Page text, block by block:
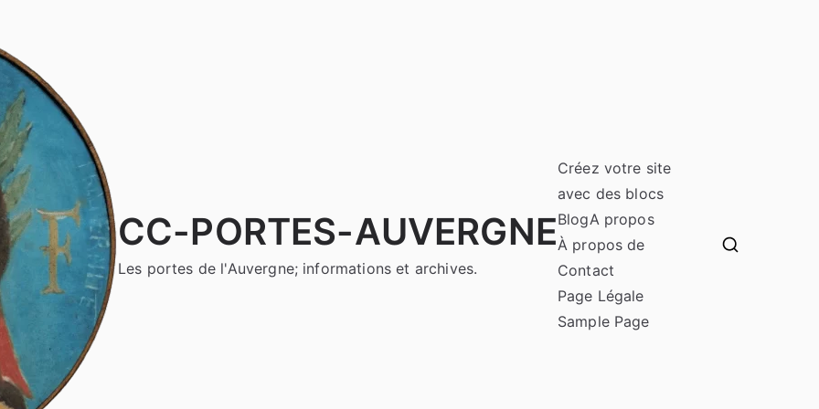
CC-PORTES-AUVERGNE
Les portes de l'Auvergne; informations et archives.
Créez votre site
avec des blocs
BlogA propos
À propos de
Contact
Page Légale
Sample Page